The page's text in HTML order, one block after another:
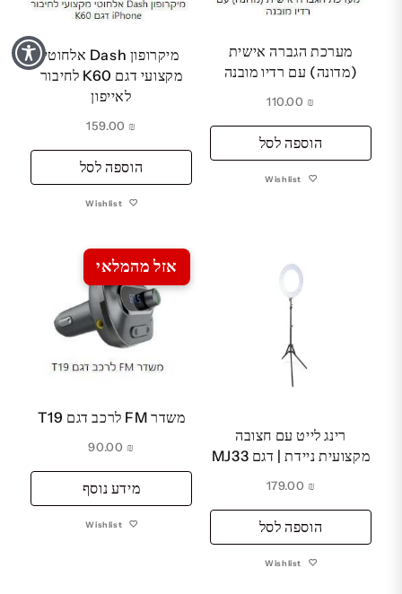
מערכת הגברה אישית
(מדונה) עם רדיו מובנה
₪
הוספה לסל
Wishlist
מיקרופון Dash אלחוטי
מקצועי דגם K60 לחיבור
לאייפון
₪
הוספה לסל
Wishlist
רינג לייט עם חצובה
מקצועית ניידת | דגם MJ33
₪
הוספה לסל
Wishlist
אזל מהמלאי
משדר FM לרכב דגם T19
₪
מידע נוסף
Wishlist